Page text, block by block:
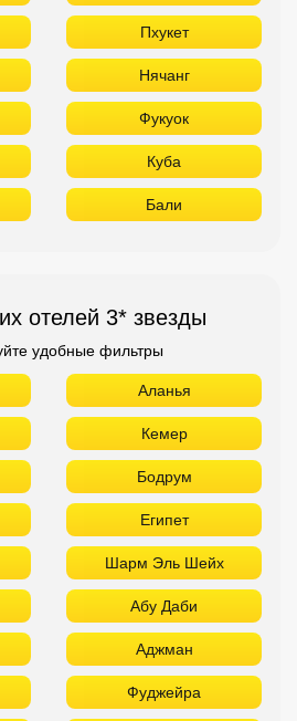
Пхукет
Нячанг
Фукуок
Куба
Бали
отелей 3* звезды
удобные фильтры
Аланья
Кемер
Бодрум
Египет
Шарм Эль Шейх
Абу Даби
Аджман
Фуджейра